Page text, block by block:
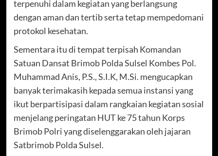
terpenuhi dalam kegiatan yang berlangsung
dengan aman dan tertib serta tetap mempedomani
protokol kesehatan.
Sementara itu di tempat terpisah Komandan
Satuan Dansat Brimob Polda Sulsel Kombes Pol.
Muhammad Anis, P.S., S.I.K, M.Si. mengucapkan
banyak terimakasih kepada semua instansi yang
ikut berpartisipasi dalam rangkaian kegiatan sosial
menjelang peringatan HUT ke 75 tahun Korps
Brimob Polri yang diselenggarakan oleh jajaran
Satbrimob Polda Sulsel.